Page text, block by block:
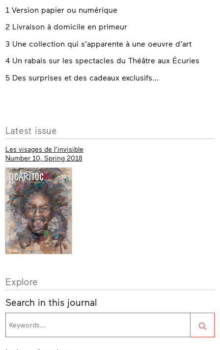
1 Version papier ou numérique
2 Livraison à domicile en primeur
3 Une collection qui s’apparente à une oeuvre d’art
4 Un rabais sur les spectacles du Théâtre aux Écuries
5 Des surprises et des cadeaux exclusifs…
More
info
Latest issue
Les visages de l’invisible
Number 10, Spring 2018
Explore
Search in this journal